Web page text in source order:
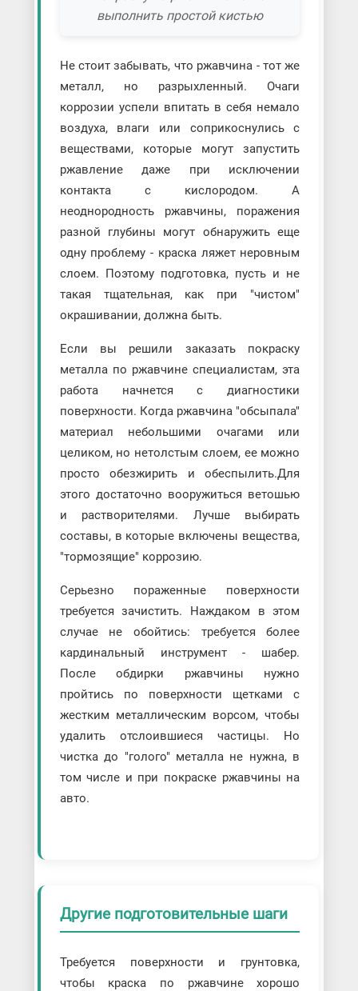
выполнить простой кистью
Не стоит забывать, что ржавчина - тот же
металл, но разрыхленный. Очаги
коррозии успели впитать в себя немало
воздуха, влаги или соприкоснулись с
веществами, которые могут запустить
ржавление даже при исключении
контакта с кислородом. А
неоднородность ржавчины, поражения
разной глубины могут обнаружить еще
одну проблему - краска ляжет неровным
слоем. Поэтому подготовка, пусть и не
такая тщательная, как при "чистом"
окрашивании, должна быть.
Если вы решили заказать покраску
металла по ржавчине специалистам, эта
работа начнется с диагностики
поверхности. Когда ржавчина "обсыпала"
материал небольшими очагами или
целиком, но нетолстым слоем, ее можно
просто обезжирить и обеспылить.Для
этого достаточно вооружиться ветошью
и растворителями. Лучше выбирать
составы, в которые включены вещества,
"тормозящие" коррозию.
Серьезно пораженные поверхности
требуется зачистить. Наждаком в этом
случае не обойтись: требуется более
кардинальный инструмент - шабер.
После обдирки ржавчины нужно
пройтись по поверхности щетками с
жестким металлическим ворсом, чтобы
удалить отслоившиеся частицы. Но
чистка до "голого" металла не нужна, в
том числе и при покраске ржавчины на
авто.
Другие подготовительные шаги
Требуется поверхности и грунтовка,
чтобы краска по ржавчине хорошо